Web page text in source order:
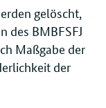
gelöscht,
des BMBFSFJ
Maßgabe der
der